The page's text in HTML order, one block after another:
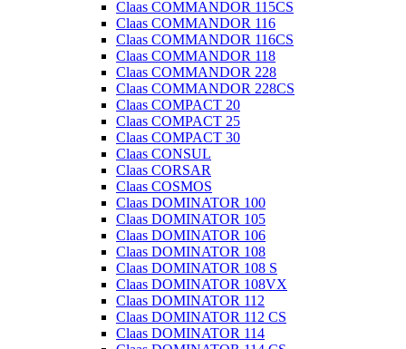
Claas COMMANDOR 115CS
Claas COMMANDOR 116
Claas COMMANDOR 116CS
Claas COMMANDOR 118
Claas COMMANDOR 228
Claas COMMANDOR 228CS
Claas COMPACT 20
Claas COMPACT 25
Claas COMPACT 30
Claas CONSUL
Claas CORSAR
Claas COSMOS
Claas DOMINATOR 100
Claas DOMINATOR 105
Claas DOMINATOR 106
Claas DOMINATOR 108
Claas DOMINATOR 108 S
Claas DOMINATOR 108VX
Claas DOMINATOR 112
Claas DOMINATOR 112 CS
Claas DOMINATOR 114